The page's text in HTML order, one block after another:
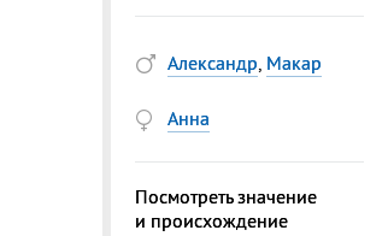
Александр, Макар
Анна
Посмотреть значение
и происхождение